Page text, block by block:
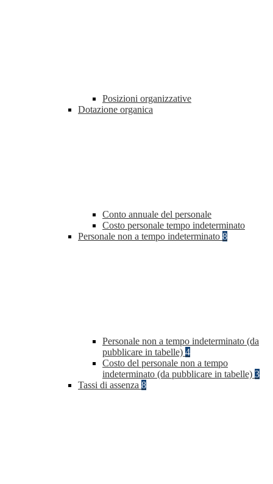
Posizioni organizzative
Dotazione organica
Conto annuale del personale
Costo personale tempo indeterminato
Personale non a tempo indeterminato 8
Personale non a tempo indeterminato (da
pubblicare in tabelle) 4
Costo del personale non a tempo
indeterminato (da pubblicare in tabelle) 3
Tassi di assenza 8